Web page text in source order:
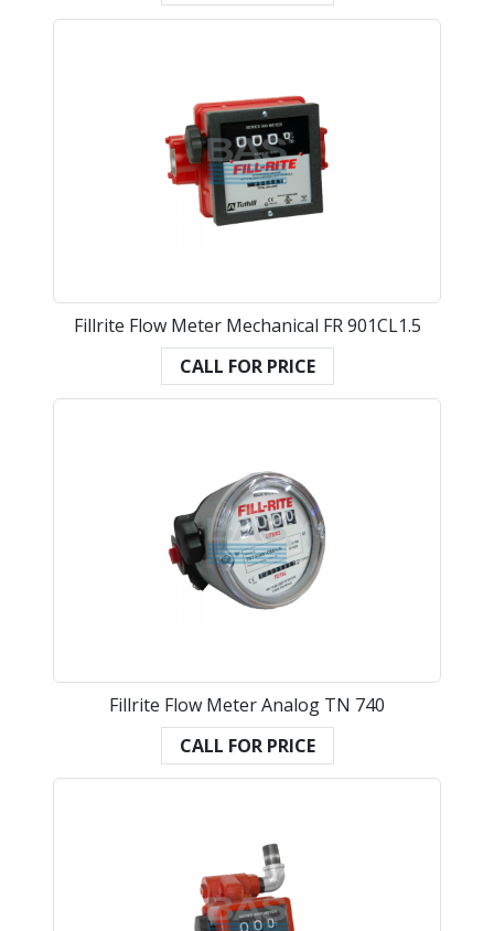
Fillrite Flow Meter Mechanical FR 901CL1.5
CALL FOR PRICE
Fillrite Flow Meter Analog TN 740
CALL FOR PRICE